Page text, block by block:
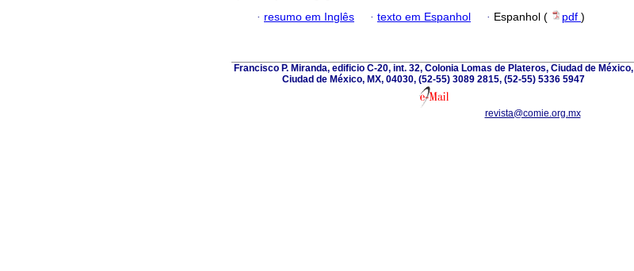
· resumo em Inglês · texto em Espanhol · Espanhol ( pdf )
Francisco P. Miranda, edificio C-20, int. 32, Colonia Lomas de Plateros, Ciudad de México,
Ciudad de México, MX, 04030, (52-55) 3089 2815, (52-55) 5336 5947
revista@comie.org.mx